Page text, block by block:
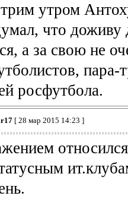
утром
что доживу
а за свою не
пара-
росфутбола.
[ 28 мар 2015 14:23 ]